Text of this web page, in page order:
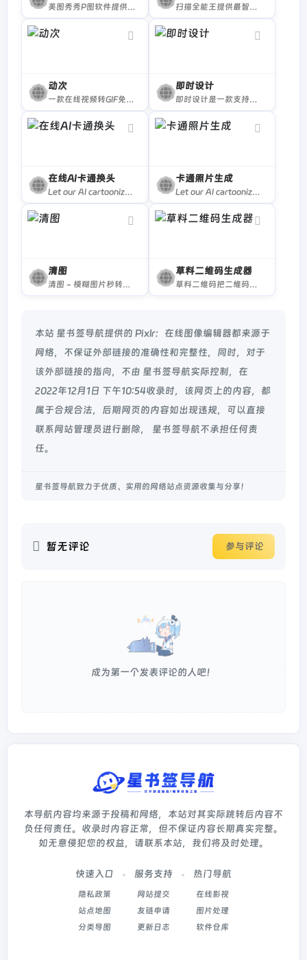
美图秀秀P图软件提供图片美化工具、人像美容、添加文字、抠图软件、拼图、批量处理图片大小、证件照换底色、图片压缩等好用的功能，还有海报设计、平面设计、广告设计、贴纸素材、边框等丰富的内容，可制作PPT图片、简历、GIF动图等，支持Windows、Mac、Linux及网页版。 扫描全能王提供最智能的文档管理方案;手机、平板、电脑变身随身携带的扫描仪,文件库,随时随心编辑文档,文字识别,文档识别,图片扫描,在线PDF转器;pdf转word,word转pdf转,图片转pdf等服务,扫描,编辑,管理,快速同步,时时分享,有效沟通。
动次
一款在线视频转GIF免费工具
即时设计
即时设计是一款支持在线协作的专业级 UI 设计工具，支持 Sketch、Figma、XD 格式导入，海量优质设计资源即拿即用。支持创建交互原型、获取设计标注，为产设研团队提供一站式协同办公体验。
在线AI卡通换头
Let our AI cartoonize your photos 🎨
卡通照片生成
Let our AI cartoonize your photos
清图
清图 - 模糊图片秒转高清图
草料二维码生成器
草料二维码把二维码技术变成简单实用的产品，让每个人都可以快速复用成功案例经验，自由组合内容展示、表单、批量、数据统计、美化和标签排版等功能，免费制作出能高效解决业务问题的二维码
本站 星书签导航提供的 Pixlr：在线图像编辑器都来源于
网络，不保证外部链接的准确性和完整性，同时，对于
该外部链接的指向，不由 星书签导航实际控制，在
2022年12月1日 下午10:54收录时，该网页上的内容，都
属于合规合法，后期网页的内容如出现违规，可以直接
联系网站管理员进行删除， 星书签导航不承担任何责
任。
星书签导航致力于优质、实用的网络站点资源收集与分享！
暂无评论 参与评论
成为第一个发表评论的人吧！
本导航内容均来源于投稿和网络，本站对其实际跳转后内容不
负任何责任。收录时内容正常，但不保证内容长期真实完整。
如无意侵犯您的权益，请联系本站，我们将及时处理。
快速入口
隐私政策
站点地图
分类导图
服务支持
网站提交
友链申请
更新日志
热门导航
在线影视
图片处理
软件仓库